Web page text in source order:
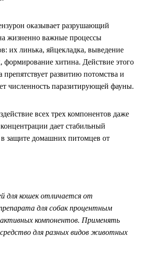
оказывает разрушающий
жизненно важные процессы
их линька, яйцекладка, выведение
формирование хитина. Действие этого
препятствует развитию потомства и
численность паразитирующей фауны.
всех трех компонентов даже
дает стабильный
в защите домашних питомцев от
для кошек отличается от
для собак процентным
компонентов. Применять
для разных видов животных